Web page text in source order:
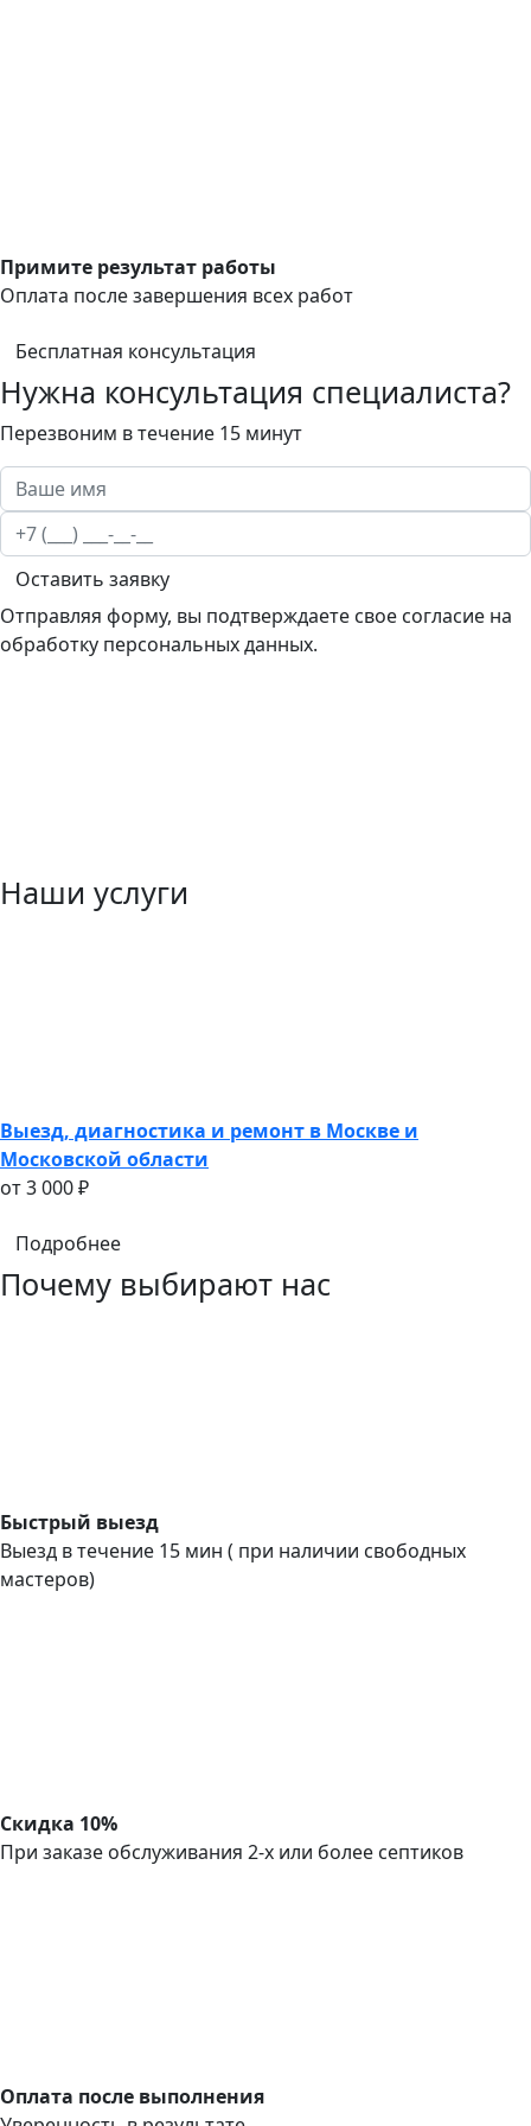
Примите результат работы
Оплата после завершения всех работ
Бесплатная консультация
Нужна консультация специалиста?
Перезвоним в течение 15 минут
Оставить заявку
Отправляя форму, вы подтверждаете свое согласие на
обработку персональных данных.
Наши услуги
Выезд, диагностика и ремонт в Москве и
Московской области
oт 3 000 ₽
Подробнее
Почему выбирают нас
Быстрый выезд
Выезд в течение 15 мин ( при наличии свободных
мастеров)
Скидка 10%
При заказе обслуживания 2-х или более септиков
Оплата после выполнения